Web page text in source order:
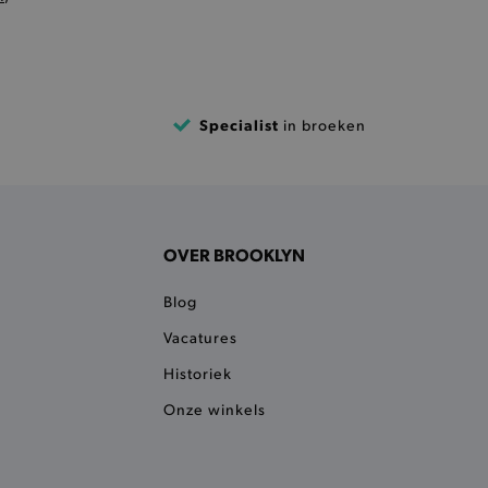
Specialist in broeken
OVER BROOKLYN
Blog
Vacatures
Historiek
Onze winkels
vorige geproefde
meest recent geproefde
gebruikerssessies te
een willekeurig
voor een gebruiker
dat ze in de
surfsessie nr.